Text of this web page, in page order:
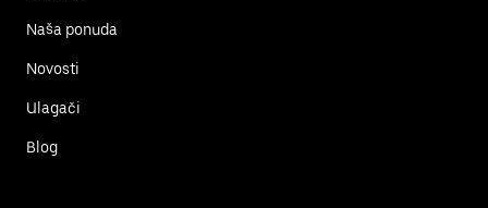
Naša ponuda
Novosti
Ulagači
Blog